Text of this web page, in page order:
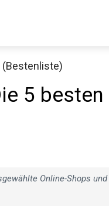
(Bestenliste)
5 besten
Online-Shops und